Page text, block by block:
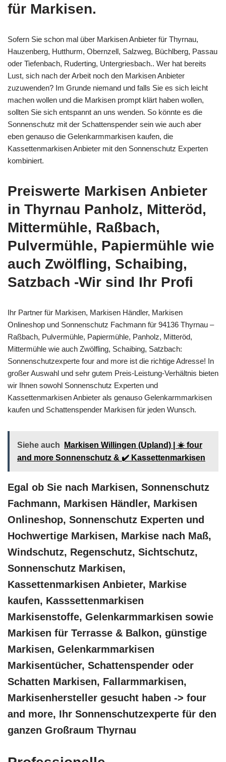
für Markisen.
Sofern Sie schon mal über Markisen Anbieter für Thyrnau,
Hauzenberg, Hutthurm, Obernzell, Salzweg, Büchlberg, Passau
oder Tiefenbach, Ruderting, Untergriesbach.. Wer hat bereits
Lust, sich nach der Arbeit noch den Markisen Anbieter
zuzuwenden? Im Grunde niemand und falls Sie es sich leicht
machen wollen und die Markisen prompt klärt haben wollen,
sollten Sie sich entspannt an uns wenden. So könnte es die
Sonnenschutz mit der Schattenspender sein wie auch aber
eben genauso die Gelenkarmmarkisen kaufen, die
Kassettenmarkisen Anbieter mit den Sonnenschutz Experten
kombiniert.
Preiswerte Markisen Anbieter
in Thyrnau Panholz, Mitteröd,
Mittermühle, Raßbach,
Pulvermühle, Papiermühle wie
auch Zwölfling, Schaibing,
Satzbach -Wir sind Ihr Profi
Ihr Partner für Markisen, Markisen Händler, Markisen
Onlineshop und Sonnenschutz Fachmann für 94136 Thyrnau –
Raßbach, Pulvermühle, Papiermühle, Panholz, Mitteröd,
Mittermühle wie auch Zwölfling, Schaibing, Satzbach:
Sonnenschutzexperte four and more ist die richtige Adresse! In
großer Auswahl und sehr gutem Preis-Leistung-Verhältnis bieten
wir Ihnen sowohl Sonnenschutz Experten und
Kassettenmarkisen Anbieter als genauso Gelenkarmmarkisen
kaufen und Schattenspender Markisen für jeden Wunsch.
Siehe auch
Markisen Willingen (Upland) | ☀️ four
and more Sonnenschutz & ✔️ Kassettenmarkisen
Egal ob Sie nach Markisen, Sonnenschutz
Fachmann, Markisen Händler, Markisen
Onlineshop, Sonnenschutz Experten und
Hochwertige Markisen, Markise nach Maß,
Windschutz, Regenschutz, Sichtschutz,
Sonnenschutz Markisen,
Kassettenmarkisen Anbieter, Markise
kaufen, Kasssettenmarkisen
Markisenstoffe, Gelenkarmmarkisen sowie
Markisen für Terrasse & Balkon, günstige
Markisen, Gelenkarmmarkisen
Markisentücher, Schattenspender oder
Schatten Markisen, Fallarmmarkisen,
Markisenhersteller gesucht haben -> four
and more, Ihr Sonnenschutzexperte für den
ganzen Großraum Thyrnau